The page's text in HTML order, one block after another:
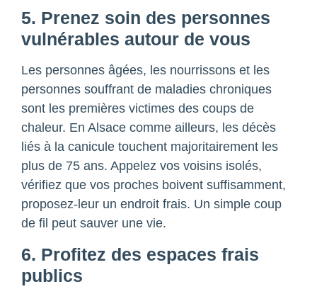
5. Prenez soin des personnes
vulnérables autour de vous
Les personnes âgées, les nourrissons et les
personnes souffrant de maladies chroniques
sont les premières victimes des coups de
chaleur. En Alsace comme ailleurs, les décès
liés à la canicule touchent majoritairement les
plus de 75 ans. Appelez vos voisins isolés,
vérifiez que vos proches boivent suffisamment,
proposez-leur un endroit frais. Un simple coup
de fil peut sauver une vie.
6. Profitez des espaces frais
publics